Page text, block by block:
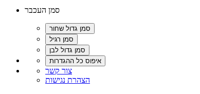
סמן העכבר
צור קשר
הצהרת נגישות